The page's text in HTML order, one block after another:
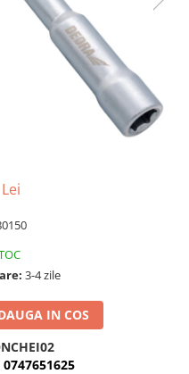
3-4 zile
IN COS
0747651625